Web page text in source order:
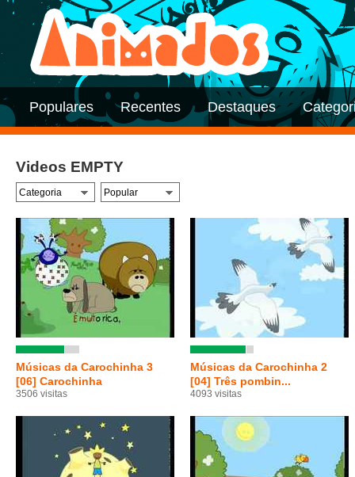
Populares Recentes Destaques
Videos EMPTY
Músicas da Carochinha 3
[06] Carochinha
3506 visitas
Músicas da Carochinha 2
[04] Três pombin...
4093 visitas